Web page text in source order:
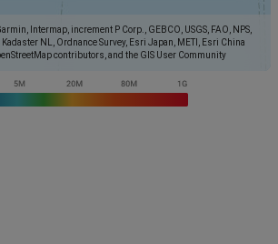
Intermap, increment P Corp., GEBCO, USGS, FAO, NPS,
Kadaster NL, Ordnance Survey, Esri Japan, METI, Esri China
contributors, and the GIS User Community